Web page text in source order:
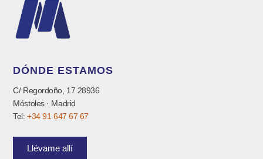
DÓNDE ESTAMOS
C/ Regordoño, 17 28936
Móstoles · Madrid
Tel:+34 91 647 67 67
Llévame allí